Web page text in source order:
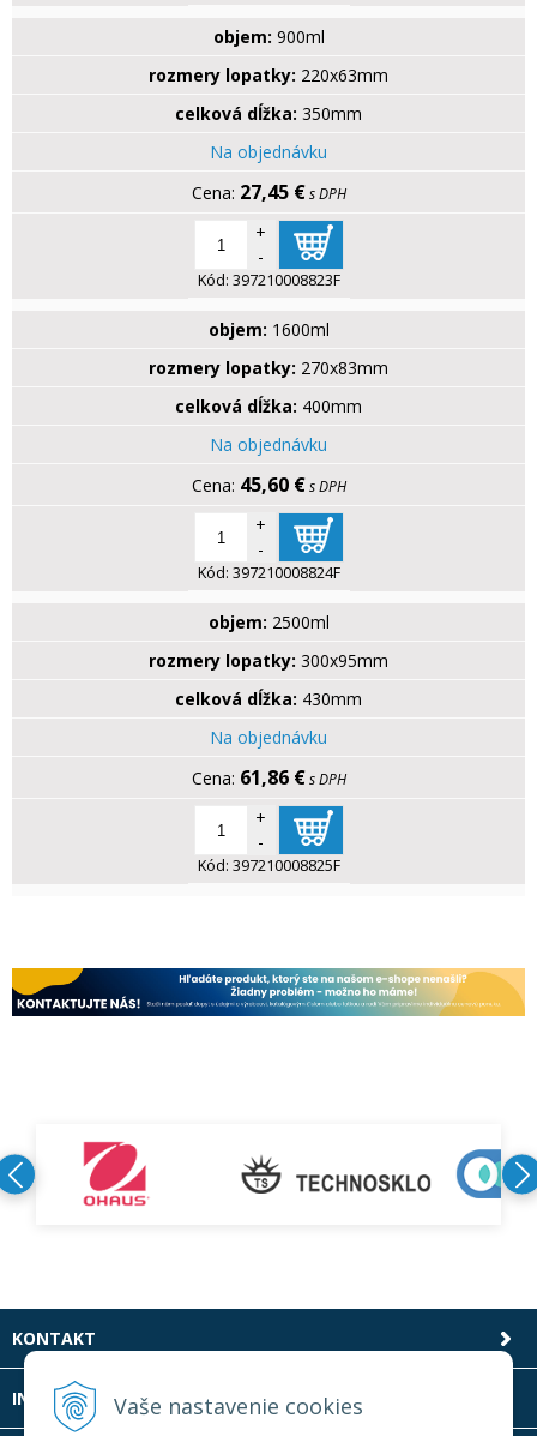
Vaše nastavenie cookies
objem: 900ml
rozmery lopatky: 220x63mm
celková dĺžka: 350mm
Na objednávku
27,45 € s DPH
+
-
Kód: 397210008823F
objem: 1600ml
rozmery lopatky: 270x83mm
celková dĺžka: 400mm
Na objednávku
45,60 € s DPH
+
-
Kód: 397210008824F
objem: 2500ml
rozmery lopatky: 300x95mm
celková dĺžka: 430mm
Na objednávku
61,86 € s DPH
+
-
Kód: 397210008825F
KONTAKT
INFOLINKA